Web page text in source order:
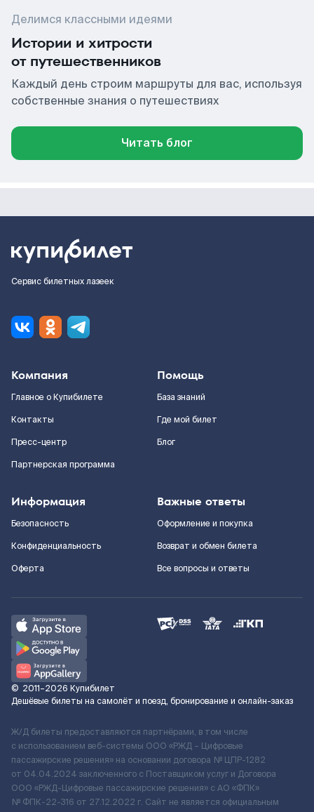
Делимся классными идеями
Истории и хитрости
от путешественников
Каждый день строим маршруты для вас, используя
собственные знания о путешествиях
Читать блог
Сервис билетных лазеек
Компания
Главное о Купибилете
Контакты
Пресс-центр
Партнерская программа
Помощь
База знаний
Где мой билет
Блог
Информация
Безопасность
Конфиденциальность
Оферта
Важные ответы
Оформление и покупка
Возврат и обмен билета
Все вопросы и ответы
© 2011–2026 Купибилет
Дешёвые билеты на самолёт и поезд, бронирование и онлайн-заказ
Ж/Д билеты предоставляются партнёрами, в том числе
с использованием веб-системы ООО «РЖД – Цифровые
пассажирские решения» на основании договора № ЦПР-1282
от 04.04.2024 заключенного с Поставщиком услуг и Договора
ООО «РЖД-Цифровые пассажирские решения» c АО «ФПК»
№ ФПК-22-316 от 27.12.2022 г. Сайт не является официальным